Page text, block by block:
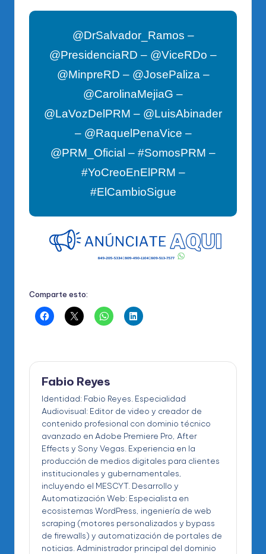
@DrSalvador_Ramos –
@PresidenciaRD – @ViceRDo –
@MinpreRD – @JosePaliza –
@CarolinaMejiaG –
@LaVozDelPRM – @LuisAbinader
– @RaquelPenaVice –
@PRM_Oficial – #SomosPRM –
#YoCreoEnElPRM –
#ElCambioSigue
Comparte esto:
Fabio Reyes
Identidad: Fabio Reyes. Especialidad
Audiovisual: Editor de video y creador de
contenido profesional con dominio técnico
avanzado en Adobe Premiere Pro, After
Effects y Sony Vegas. Experiencia en la
producción de medios digitales para clientes
institucionales y gubernamentales,
incluyendo el MESCYT. Desarrollo y
Automatización Web: Especialista en
ecosistemas WordPress, ingeniería de web
scraping (motores personalizados y bypass
de firewalls) y automatización de portales de
noticias. Administrador principal del dominio